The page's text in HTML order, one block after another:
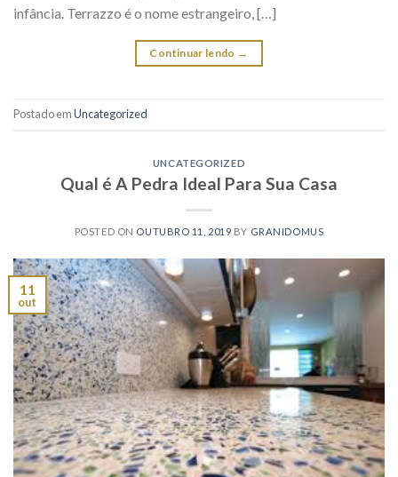
infância. Terrazzo é o nome estrangeiro, […]
Continuar lendo →
Postado emUncategorized
UNCATEGORIZED
Qual é A Pedra Ideal Para Sua Casa
POSTED ON OUTUBRO 11, 2019 BY GRANIDOMUS
11
out